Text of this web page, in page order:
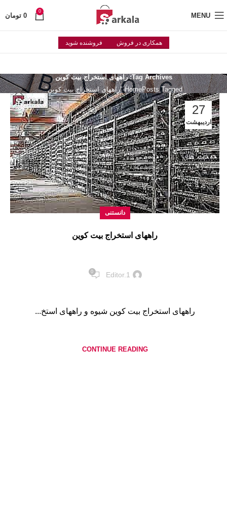
MENU
0
0 تومان
همکاری در فروش فروشنده شوید
Tag Archives: راههای استخراج بیت کوین
HomePosts Tagged "راههای استخراج بیت کوین"
27
اردیبهشت
دانستنی
راههای استخراج بیت کوین
Editor.1
0
راههای استخراج بیت کوین شیوه و راههای استخ...
CONTINUE READING